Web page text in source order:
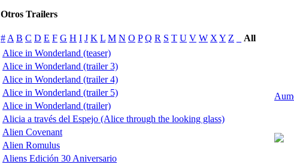
Otros Trailers
# A B C D E F G H I J K L M N O P Q R S T U V W X Y Z
All
Alice in Wonderland (teaser)
Alice in Wonderland (trailer 3)
Alice in Wonderland (trailer 4)
Alice in Wonderland (trailer 5)
Alice in Wonderland (trailer)
Alicia a través del Espejo (Alice through the looking glass)
Alien Covenant
Alien Romulus
Aliens Edición 30 Aniversario